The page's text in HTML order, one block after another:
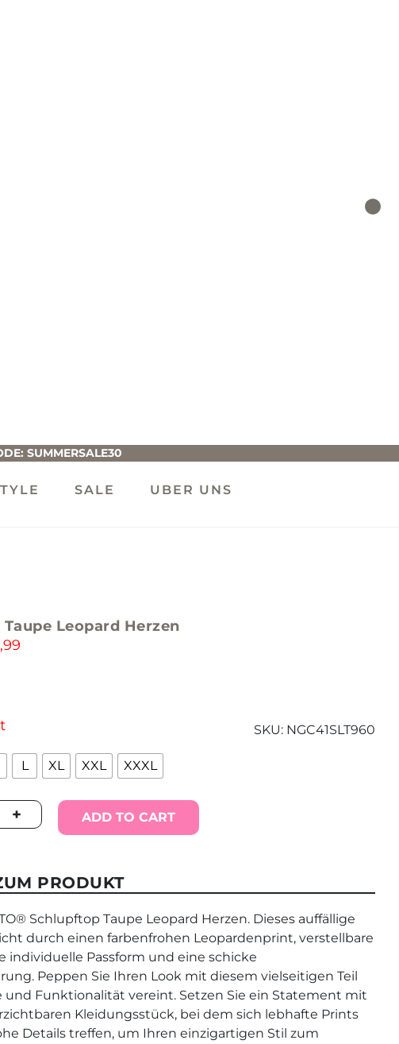
SUMMERSALE30
SALE UBER UNS
Leopard Herzen
SKU: NGC41SLT960
L XL XXL XXXL
+ ADD TO CART
PRODUKT
Schlupftop Taupe Leopard Herzen. Dieses auffällige
durch einen farbenfrohen Leopardenprint, verstellbare
individuelle Passform und eine schicke
Peppen Sie Ihren Look mit diesem vielseitigen Teil
und Funktionalität vereint. Setzen Sie ein Statement mit
Kleidungsstück, bei dem sich lebhafte Prints
Details treffen, um Ihren einzigartigen Stil zum